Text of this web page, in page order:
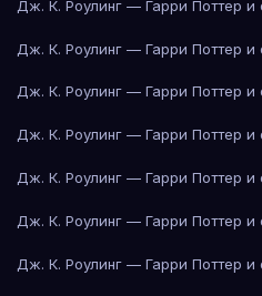
Дж. К. Роулинг — Гарри Поттер
Дж. К. Роулинг — Гарри Поттер
Дж. К. Роулинг — Гарри Поттер и
Дж. К. Роулинг — Гарри Поттер
Дж. К. Роулинг — Гарри Поттер
Дж. К. Роулинг — Гарри Поттер
Дж. К. Роулинг — Гарри Поттер